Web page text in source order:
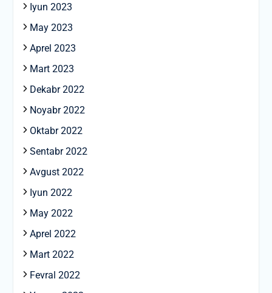
Iyun 2023
May 2023
Aprel 2023
Mart 2023
Dekabr 2022
Noyabr 2022
Oktabr 2022
Sentabr 2022
Avgust 2022
Iyun 2022
May 2022
Aprel 2022
Mart 2022
Fevral 2022